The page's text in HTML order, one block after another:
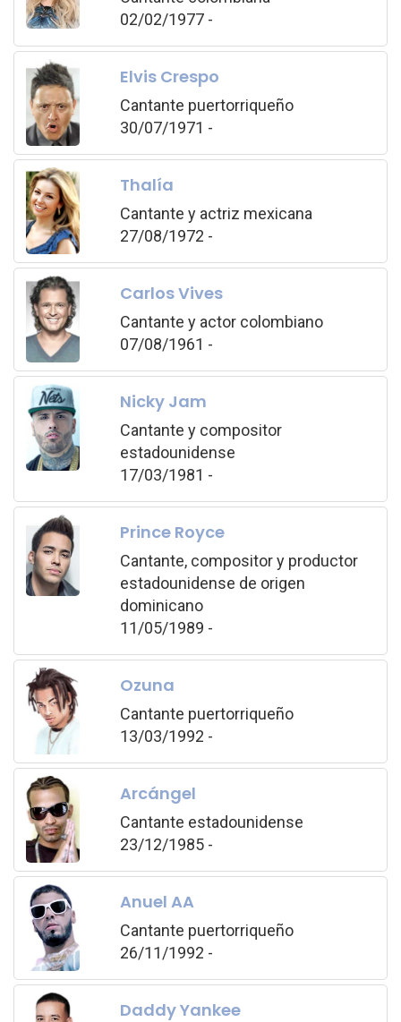
02/02/1977 -
Elvis Crespo
Cantante puertorriqueño
30/07/1971 -
Thalía
Cantante y actriz mexicana
27/08/1972 -
Carlos Vives
Cantante y actor colombiano
07/08/1961 -
Nicky Jam
Cantante y compositor
estadounidense
17/03/1981 -
Prince Royce
Cantante, compositor y productor
estadounidense de origen
dominicano
11/05/1989 -
Ozuna
Cantante puertorriqueño
13/03/1992 -
Arcángel
Cantante estadounidense
23/12/1985 -
Anuel AA
Cantante puertorriqueño
26/11/1992 -
Daddy Yankee